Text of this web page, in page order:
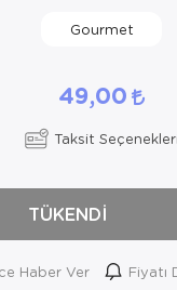
Gourmet
49,00
Taksit
TÜKENDİ
Haber Ver
Fiyatı